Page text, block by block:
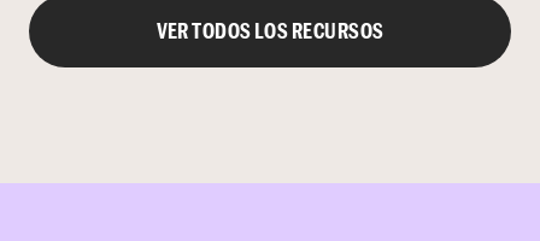
VER TODOS LOS RECURSOS